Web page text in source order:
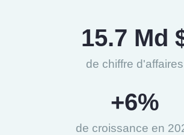
de chiffre d'affaires
15.7 Md
de croissance en
+6%